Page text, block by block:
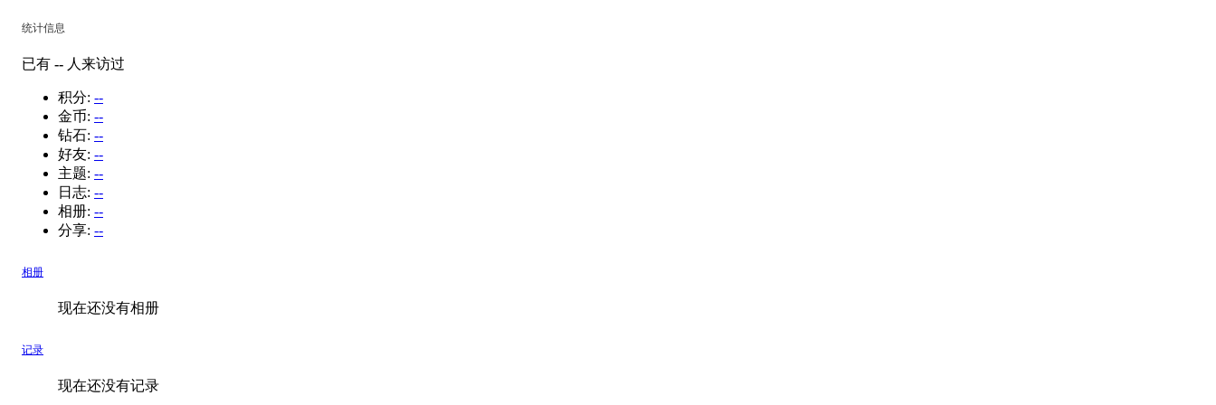
统计信息
已有 -- 人来访过
积分: --
金币: --
钻石: --
好友: --
主题: --
日志: --
相册: --
分享: --
相册
现在还没有相册
记录
现在还没有记录